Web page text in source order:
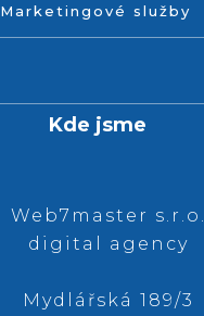
Marketingové služby
Kde jsme
Web7master s.r.o.
digital agency
Mydlářská 189/3